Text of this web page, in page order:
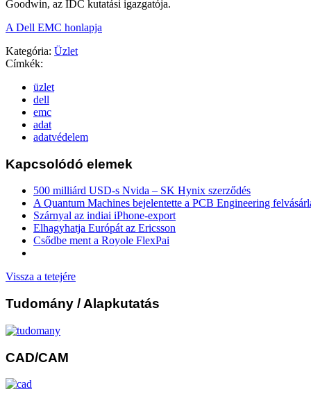
Goodwin, az IDC kutatási igazgatója.
A Dell EMC honlapja
Kategória: Üzlet
Címkék:
üzlet
dell
emc
adat
adatvédelem
Kapcsolódó elemek
500 milliárd USD-s Nvida – SK Hynix szerződés
A Quantum Machines bejelentette a PCB Engineering
Szárnyal az indiai iPhone-export
Elhagyhatja Európát az Ericsson
Csődbe ment a Royole FlexPai
Vissza a tetejére
Tudomány / Alapkutatás
CAD/CAM